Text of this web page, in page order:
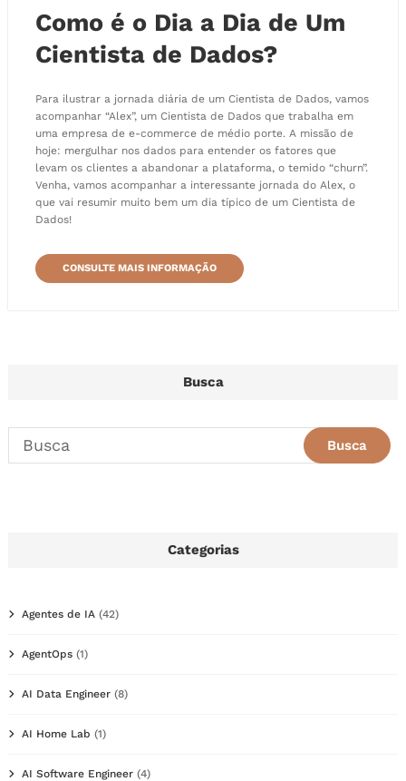
Como é o Dia a Dia de Um
Cientista de Dados?
Para ilustrar a jornada diária de um Cientista de Dados, vamos
acompanhar “Alex”, um Cientista de Dados que trabalha em
uma empresa de e-commerce de médio porte. A missão de
hoje: mergulhar nos dados para entender os fatores que
levam os clientes a abandonar a plataforma, o temido “churn”.
Venha, vamos acompanhar a interessante jornada do Alex, o
que vai resumir muito bem um dia típico de um Cientista de
Dados!
CONSULTE MAIS INFORMAÇÃO
Busca
Categorias
Agentes de IA (42)
AgentOps (1)
AI Data Engineer (8)
AI Home Lab (1)
AI Software Engineer (4)